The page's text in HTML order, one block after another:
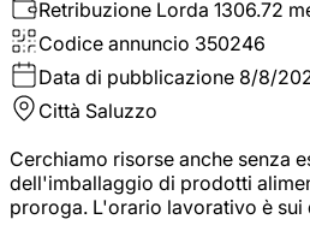
Retribuzione Lorda 1306.72
Codice annuncio 350246
Data di pubblicazione 8/8/
Città Saluzzo
Cerchiamo risorse anche senza
dell'imballaggio di prodotti
proroga. L'orario lavorativo è sui